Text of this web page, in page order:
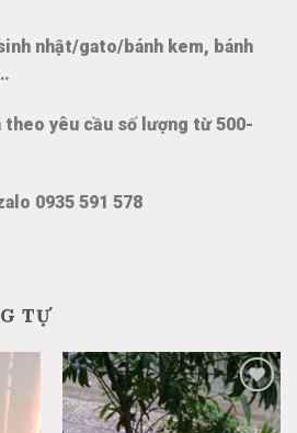
nhật/gato/bánh kem, bánh
theo yêu cầu số lượng từ 500-
0935 591 578
TỰ
Add
Add
to